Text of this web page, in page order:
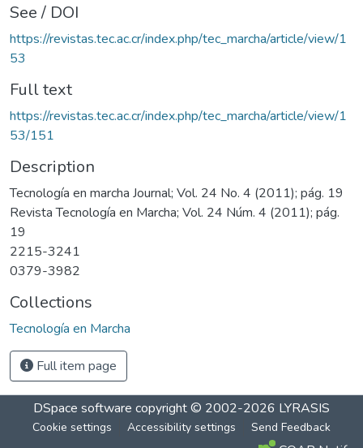
See / DOI
https://revistas.tec.ac.cr/index.php/tec_marcha/article/view/1
53
Full text
https://revistas.tec.ac.cr/index.php/tec_marcha/article/view/1
53/151
Description
Tecnología en marcha Journal; Vol. 24 No. 4 (2011); pág. 19
Revista Tecnología en Marcha; Vol. 24 Núm. 4 (2011); pág.
19
2215-3241
0379-3982
Collections
Tecnología en Marcha
Full item page
DSpace software copyright © 2002-2026 LYRASIS
Cookie settings Accessibility settings Send Feedback